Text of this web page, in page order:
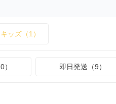
キッズ（1）
即日発送（9）